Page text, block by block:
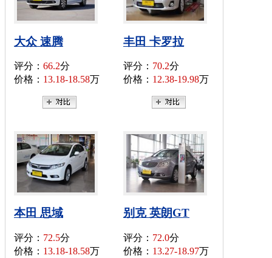
大众 速腾
评分： 66.2分
价格： 13.18-18.58万
丰田 卡罗拉
评分： 70.2分
价格： 12.38-19.98万
本田 思域
评分： 72.5分
价格： 13.18-18.58万
别克 英朗GT
评分： 72.0分
价格： 13.27-18.97万